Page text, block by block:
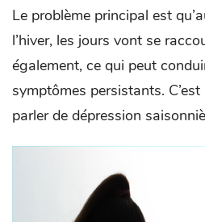
Le problème principal est
l’hiver, les jours vont se
également, ce qui peut
symptômes persistants. C’est
parler de dépression